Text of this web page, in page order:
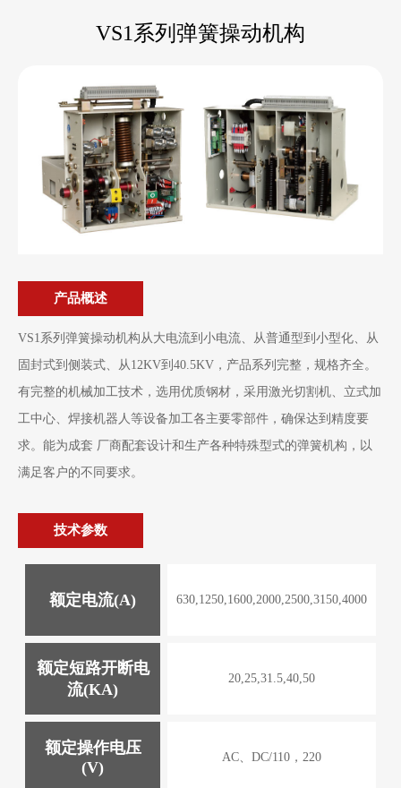
VS1系列弹簧操动机构
产品概述
VS1系列弹簧操动机构从大电流到小电流、从普通型到小型化、从
固封式到侧装式、从12KV到40.5KV，产品系列完整，规格齐全。
有完整的机械加工技术，选用优质钢材，采用激光切割机、立式加
工中心、焊接机器人等设备加工各主要零部件，确保达到精度要
求。能为成套 厂商配套设计和生产各种特殊型式的弹簧机构，以
满足客户的不同要求。
技术参数
额定电流(A) 630,1250,1600,2000,2500,3150,4000
额定短路开断电
流(KA)
20,25,31.5,40,50
额定操作电压
(V)
AC、DC/110，220